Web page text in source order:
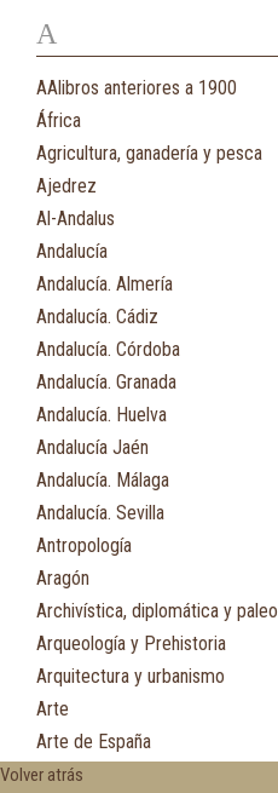
A
AAlibros anteriores a 1900
África
Agricultura, ganadería y pesca
Ajedrez
Al-Andalus
Andalucía
Andalucía. Almería
Andalucía. Cádiz
Andalucía. Córdoba
Andalucía. Granada
Andalucía. Huelva
Andalucía Jaén
Andalucía. Málaga
Andalucía. Sevilla
Antropología
Aragón
Archivística, diplomática y
Arqueología y Prehistoria
Arquitectura y urbanismo
Arte
Arte de España
Asia
Volver atrás